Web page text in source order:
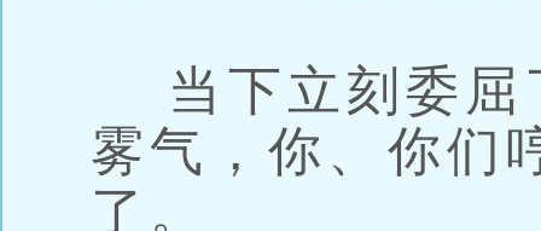
当下立刻委屈
雾气，你、你们
了。